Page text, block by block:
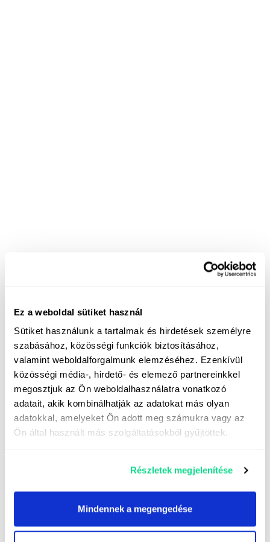
Ez a weboldal sütiket használ
Sütiket használunk a tartalmak és hirdetések személyre
szabásához, közösségi funkciók biztosításához,
valamint weboldalforgalmunk elemzéséhez. Ezenkívül
közösségi média-, hirdető- és elemező partnereinkkel
megosztjuk az Ön weboldalhasználatra vonatkozó
adatait, akik kombinálhatják az adatokat más olyan
adatokkal, amelyeket Ön adott meg számukra vagy az
Ön által használt más szolgáltatásokból gyűjtöttek.
Részletek megjelenítése
Mindennek a megengedése